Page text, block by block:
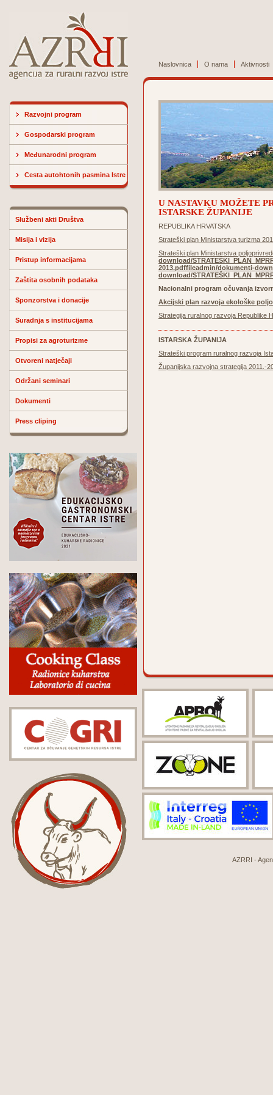
Naslovnica O nama Aktivnosti
Razvojni program
Gospodarski program
Međunarodni program
Cesta autohtonih pasmina Istre
Službeni akti Društva
Misija i vizija
Pristup informacijama
Zaštita osobnih podataka
Sponzorstva i donacije
Suradnja s institucijama
Propisi za agroturizme
Otvoreni natječaji
Održani seminari
Dokumenti
Press cliping
U NASTAVKU MOŽETE
ISTARSKE ŽUPANIJE
REPUBLIKA HRVATSKA
Strateški plan Ministarstva turizma
Strateški plan Ministarstva
download/
2013.pdffileadmin/dokumenti-
download/
Nacionalni program očuvanja
Akcijski plan razvoja ekološke
Strategija ruralnog razvoja Republike
ISTARSKA ŽUPANIJA
Strateški program ruralnog razvoja
Županijska razvojna strategija 2011.-
AZRRI -